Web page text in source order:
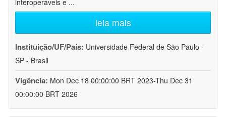
interoperáveis e ...
leia mais
Instituição/UF/País: Universidade Federal de São Paulo -
SP - Brasil
Vigência: Mon Dec 18 00:00:00 BRT 2023-Thu Dec 31
00:00:00 BRT 2026